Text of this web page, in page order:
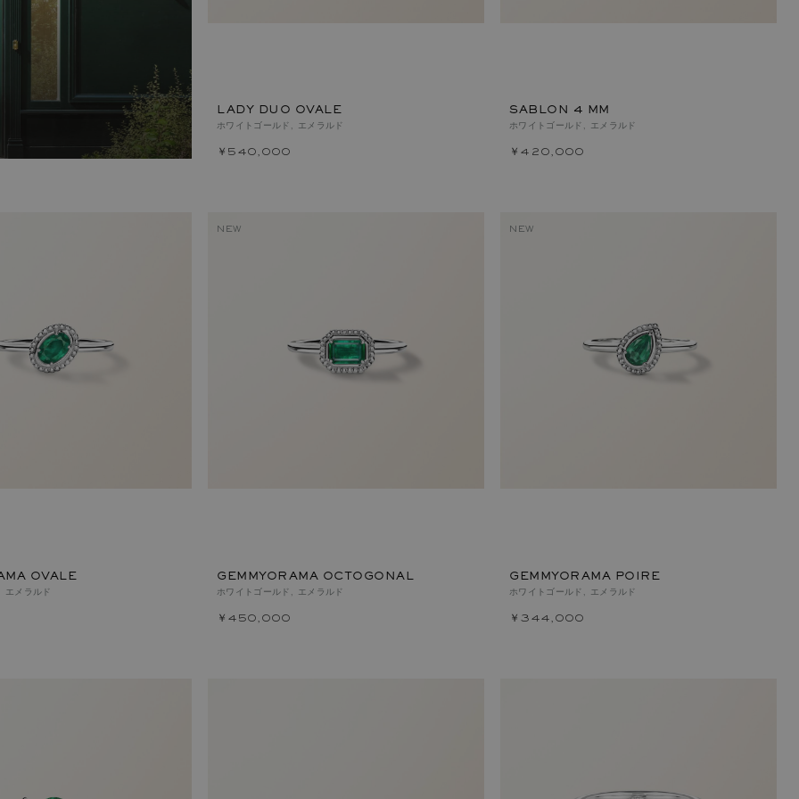
LADY DUO OVALE
ホワイトゴールド, エメラルド
￥540,000
SABLON 4 MM
ホワイトゴールド, エメラルド
￥420,000
OVALE
エメラルド
NEW
GEMMYORAMA OCTOGONAL
ホワイトゴールド, エメラルド
￥450,000
NEW
GEMMYORAMA POIRE
ホワイトゴールド, エメラルド
￥344,000